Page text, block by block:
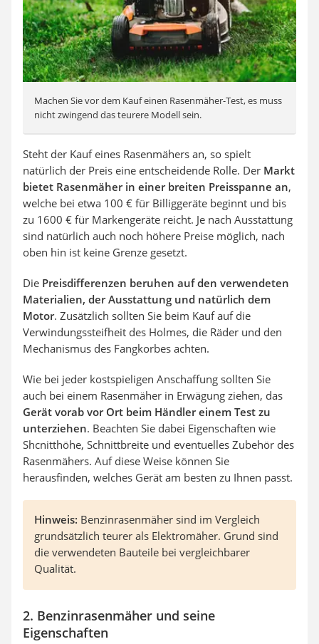
Machen Sie vor dem Kauf einen Rasenmäher-Test, es muss
nicht zwingend das teurere Modell sein.
Steht der Kauf eines Rasenmähers an, so spielt
natürlich der Preis eine entscheidende Rolle. Der Markt
bietet Rasenmäher in einer breiten Preisspanne an,
welche bei etwa 100 € für Billiggeräte beginnt und bis
zu 1600 € für Markengeräte reicht. Je nach Ausstattung
sind natürlich auch noch höhere Preise möglich, nach
oben hin ist keine Grenze gesetzt.
Die Preisdifferenzen beruhen auf den verwendeten
Materialien, der Ausstattung und natürlich dem
Motor. Zusätzlich sollten Sie beim Kauf auf die
Verwindungssteifheit des Holmes, die Räder und den
Mechanismus des Fangkorbes achten.
Wie bei jeder kostspieligen Anschaffung sollten Sie
auch bei einem Rasenmäher in Erwägung ziehen, das
Gerät vorab vor Ort beim Händler einem Test zu
unterziehen. Beachten Sie dabei Eigenschaften wie
Shcnitthöhe, Schnittbreite und eventuelles Zubehör des
Rasenmähers. Auf diese Weise können Sie
herausfinden, welches Gerät am besten zu Ihnen passt.
Hinweis: Benzinrasenmäher sind im Vergleich
grundsätzlich teurer als Elektromäher. Grund sind
die verwendeten Bauteile bei vergleichbarer
Qualität.
2. Benzinrasenmäher und seine
Eigenschaften